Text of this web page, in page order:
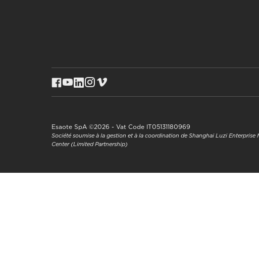
Esaote SpA ©2026 - Vat Code IT05131180969
Société soumise à la gestion et à la coordination de Shanghai Luzi Enterprise
Center (Limited Partnership)